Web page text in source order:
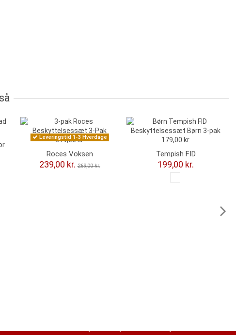
-30,00 kr.
Leveringstid 1-3 Hverdage
Roces Voksen
Beskyttelsessæt 3-Pak
239,00 kr.269,00 kr.
Tempish FID
Beskyttelsessæt Børn 3-
pak
199,00 kr.